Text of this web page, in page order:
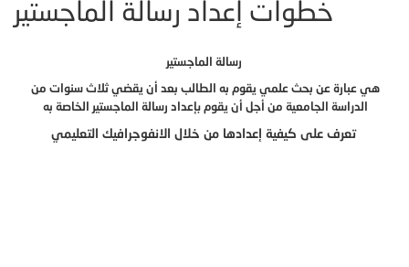
رسالة الماجستير
هي عبارة عن بحث علمي يقوم به الطالب بعد أن يقضي ثلاث سنوات من
الدراسة الجامعية من أجل أن يقوم بإعداد رسالة الماجستير الخاصة به
تعرف على كيفية إعدادها من خلال الانفوجرافيك التعليمي